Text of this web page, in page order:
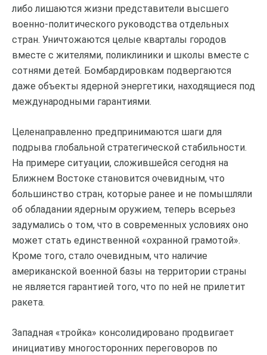
либо лишаются жизни представители высшего
военно-политического руководства отдельных
стран. Уничтожаются целые кварталы городов
вместе с жителями, поликлиники и школы вместе с
сотнями детей. Бомбардировкам подвергаются
даже объекты ядерной энергетики, находящиеся под
международными гарантиями.
Целенаправленно предпринимаются шаги для
подрыва глобальной стратегической стабильности.
На примере ситуации, сложившейся сегодня на
Ближнем Востоке становится очевидным, что
большинство стран, которые ранее и не помышляли
об обладании ядерным оружием, теперь всерьез
задумались о том, что в современных условиях оно
может стать единственной «охранной грамотой».
Кроме того, стало очевидным, что наличие
американской военной базы на территории страны
не является гарантией того, что по ней не прилетит
ракета.
Западная «тройка» консолидировано продвигает
инициативу многосторонних переговоров по